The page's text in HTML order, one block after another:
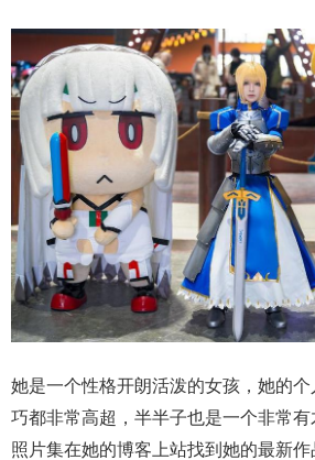
她是一个性格开朗活泼的女孩，她的
巧都非常高超，半半子也是一个非常
照片集在她的博客上站找到她的最新